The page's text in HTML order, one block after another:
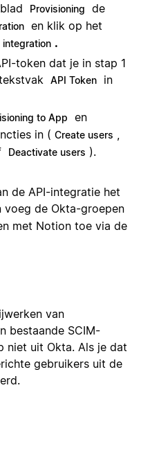
Provisioning
de
en klik op het
integration .
token dat je in stap 1
API Token
in
to App
en
in ( Create users
Deactivate users ).
de API-integratie het
voeg de Okta-groepen
met Notion toe via de
van
bestaande SCIM-
niet uit Okta. Als je dat
gebruikers uit de